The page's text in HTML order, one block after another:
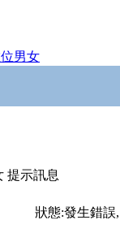
男女
提示訊息
狀態:發生錯誤